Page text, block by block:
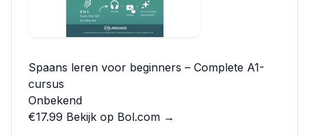
Spaans leren voor beginners – Complete A1-
cursus
Onbekend
€17.99 Bekijk op Bol.com →